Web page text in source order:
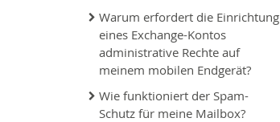
Warum erfordert die Einrichtung
eines Exchange-Kontos
administrative Rechte auf
meinem mobilen Endgerät?
Wie funktioniert der Spam-
Schutz für meine Mailbox?